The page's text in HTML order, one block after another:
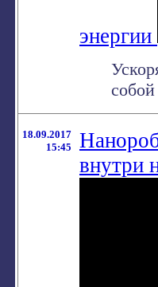
энергии
18.09.2017
15:45
внутри